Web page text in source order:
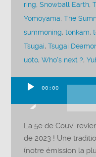
ring,Snowball Earth,
Yomoyama,The
summoning,tonkam,
Tsugai,Tsugai
uoto,Who's next ?,
audio
00:00
La 5e de Couv’
de 2023 ! Une
(notre émission la